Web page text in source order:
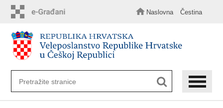
sadržaj
Naslovna Čestina